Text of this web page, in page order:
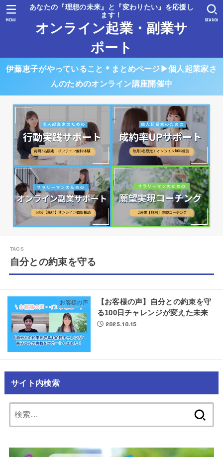
あなたの『理想の未来』と『変わりたい』を応援し
ます！
オンライン起業・副業サ
ポート
SEARCH
MENU
伊藤恵子がやっていること＊まとめページ▶︎個人起業家さ
んのためのオンライン講座開催中
自分との約束を守る
お客様の声
【お客様の声】自分との約束を守
る100日チャレンジが変えた未来
2025.10.15
サイト内検索
索: